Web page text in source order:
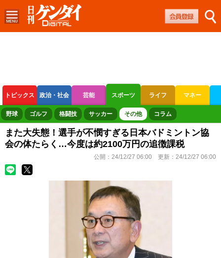
トピックス 政治・社会 芸能 スポーツ ライフ マネー
ボートレース 競輪 オートレース
野球 ゴルフ 格闘技 サッカー その他 コラム
また大失態！選手が不憫すぎる日本バドミントン協
会の体たらく…今度は約2100万円の追徴課税
公開： 24/12/27 06:00 更新： 24/12/27 06:00